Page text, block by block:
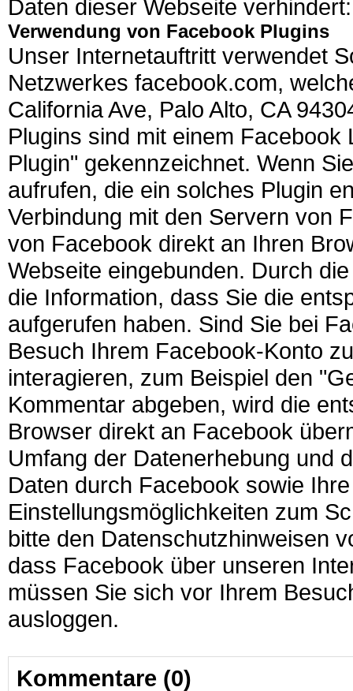
Daten dieser Webseite
Verwendung von Facebook Plugins
Unser Internetauftritt verwendet
Netzwerkes facebook.com,
California Ave, Palo Alto, CA
Plugins sind mit einem
Plugin" gekennzeichnet. Wenn
aufrufen, die ein solches Plugin
Verbindung mit den Servern von
von Facebook direkt an Ihren
Webseite eingebunden. Durch
die Information, dass Sie die
aufgerufen haben. Sind Sie bei
Besuch Ihrem Facebook-Konto
interagieren, zum Beispiel den
Kommentar abgeben, wird die
Browser direkt an Facebook
Umfang der Datenerhebung und
Daten durch Facebook sowie
Einstellungsmöglichkeiten zum
bitte den Datenschutzhinweisen
dass Facebook über unseren
müssen Sie sich vor Ihrem
ausloggen.
Kommentare (0)